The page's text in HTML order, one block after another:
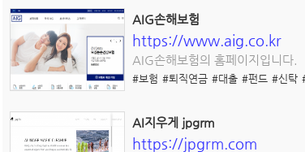
AIG손해보험
https://www.aig.co.kr
AIG손해보험의 홈페이지입니다.
#보험 #퇴직연금 #대출 #펀드 #신탁
AI지우게 jpgrm
https://jpgrm.com